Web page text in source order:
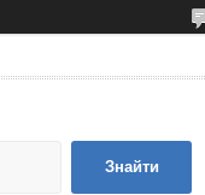
Знайти